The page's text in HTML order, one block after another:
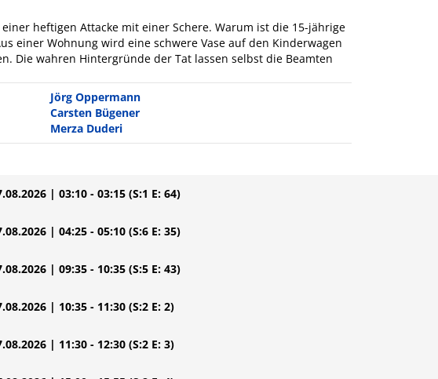
heftigen Attacke mit einer Schere. Warum ist die 15-jährige
einer Wohnung wird eine schwere Vase auf den Kinderwagen
Die wahren Hintergründe der Tat lassen selbst die Beamten
Jörg Oppermann
Carsten Bügener
Merza Duderi
| 03:10 - 03:15 (S:1 E: 64)
| 04:25 - 05:10 (S:6 E: 35)
| 09:35 - 10:35 (S:5 E: 43)
| 10:35 - 11:30 (S:2 E: 2)
| 11:30 - 12:30 (S:2 E: 3)